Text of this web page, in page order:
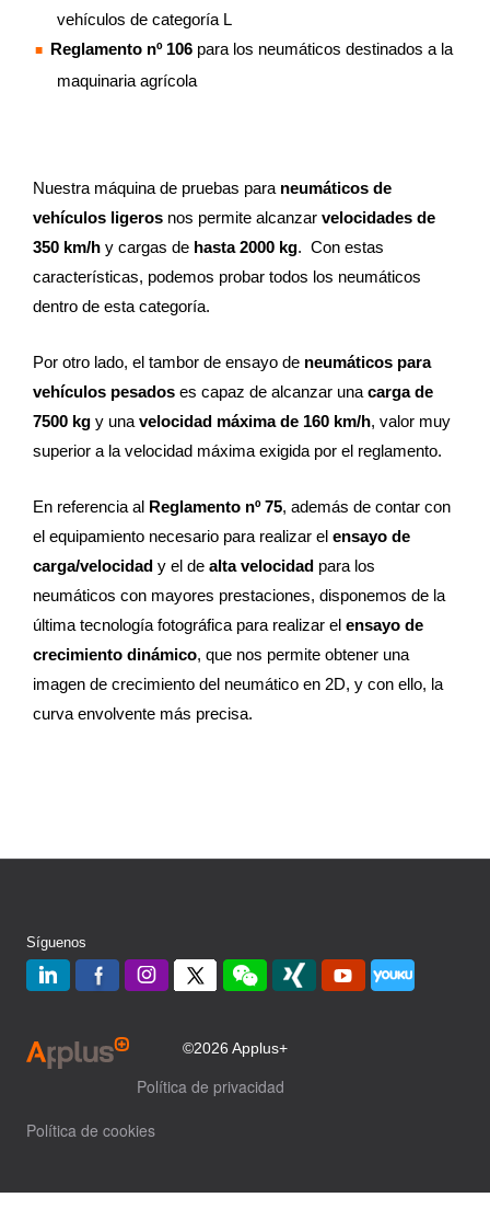
vehículos de categoría L
Reglamento nº 106 para los neumáticos destinados a la
maquinaria agrícola
Nuestra máquina de pruebas para neumáticos de
vehículos ligeros nos permite alcanzar velocidades de
350 km/h y cargas de hasta 2000 kg. Con estas
características, podemos probar todos los neumáticos
dentro de esta categoría.
Por otro lado, el tambor de ensayo de neumáticos para
vehículos pesados es capaz de alcanzar una carga de
7500 kg y una velocidad máxima de 160 km/h, valor muy
superior a la velocidad máxima exigida por el reglamento.
En referencia al Reglamento nº 75, además de contar con
el equipamiento necesario para realizar el ensayo de
carga/velocidad y el de alta velocidad para los
neumáticos con mayores prestaciones, disponemos de la
última tecnología fotográfica para realizar el ensayo de
crecimiento dinámico, que nos permite obtener una
imagen de crecimiento del neumático en 2D, y con ello, la
curva envolvente más precisa.
Síguenos
©2026 Applus+
Política de privacidad
Política de cookies